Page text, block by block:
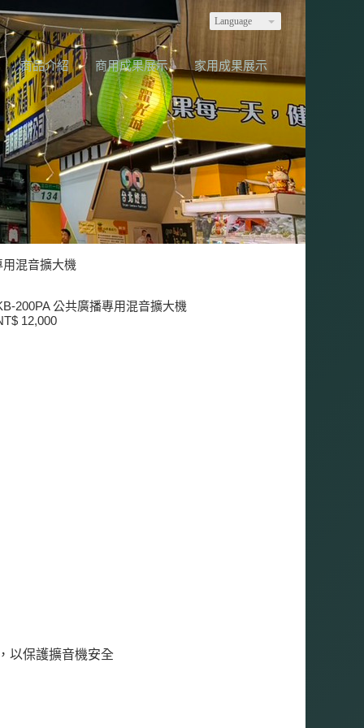
Language
商品介紹 商用成果展示 家用成果展示
混音擴大機
200PA 公共廣播專用混音擴大機
12,000
以保護擴音機安全